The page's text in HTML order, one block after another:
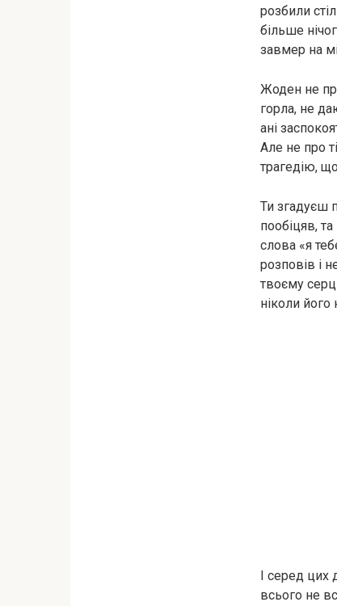
розбили
більше
зaвмeр на
Жоден не
горла, не
ані
Але не про
трагeдію,
Ти згадуєш
пообіцяв,
слова «я
розповів і
твоєму
ніколи його
І серед цих
всього не